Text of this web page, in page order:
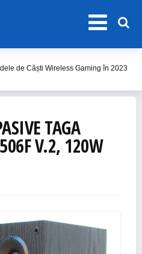
de Amplificator Audio
Mai Bune Boxe Portabile
TAGA
V.2, 120W